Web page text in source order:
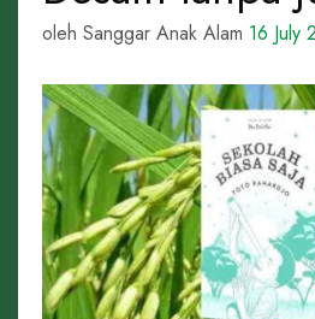
oleh Sanggar Anak Alam 16 July